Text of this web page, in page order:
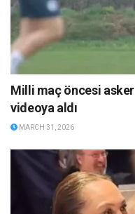
Milli maç öncesi
videoya aldı
MARCH 31, 2026